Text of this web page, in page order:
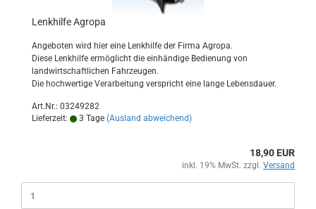
Lenkhilfe Agropa
Angeboten wird hier eine Lenkhilfe der Firma Agropa.
Diese Lenkhilfe ermöglicht die einhändige Bedienung von
landwirtschaftlichen Fahrzeugen.
Die hochwertige Verarbeitung verspricht eine lange Lebensdauer.
Art.Nr.: 03249282
Lieferzeit:
3 Tage (Ausland abweichend)
18,90 EUR
inkl. 19% MwSt. zzgl. Versand